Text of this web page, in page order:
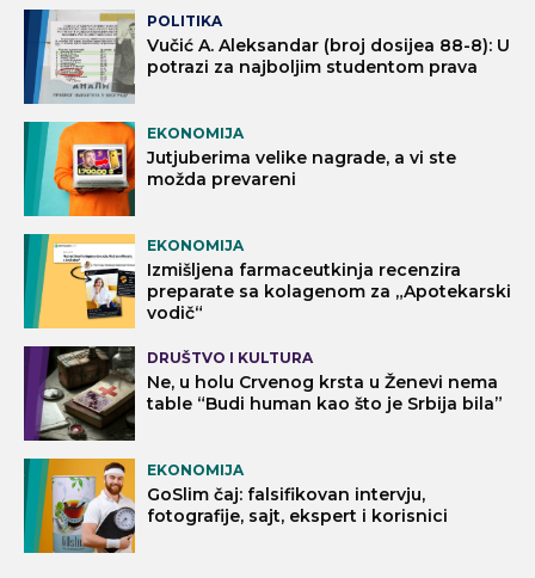
POLITIKA
Vučić A. Aleksandar (broj dosijea 88-8): U
potrazi za najboljim studentom prava
EKONOMIJA
Jutjuberima velike nagrade, a vi ste
možda prevareni
EKONOMIJA
Izmišljena farmaceutkinja recenzira
preparate sa kolagenom za „Apotekarski
vodič“
DRUŠTVO I KULTURA
Ne, u holu Crvenog krsta u Ženevi nema
table “Budi human kao što je Srbija bila”
EKONOMIJA
GoSlim čaj: falsifikovan intervju,
fotografije, sajt, ekspert i korisnici